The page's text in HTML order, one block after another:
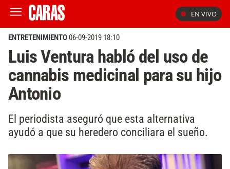
EN VIVO
ENTRETENIMIENTO06-09-2019 18:10
Luis Ventura habló del uso de
cannabis medicinal para su hijo
Antonio
El periodista aseguró que esta alternativa
ayudó a que su heredero conciliara el sueño.